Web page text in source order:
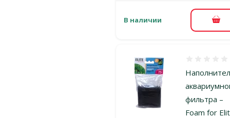
В наличии В
фильтра –
Foam for